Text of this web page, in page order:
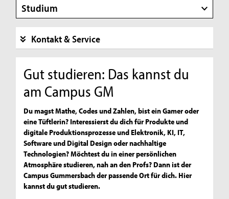
Studium
Kontakt & Service
Gut studieren: Das kannst du
am Campus GM
Du magst Mathe, Codes und Zahlen, bist ein Gamer oder
eine Tüftlerin? Interessierst du dich für Produkte und
digitale Produktionsprozesse und Elektronik, KI, IT,
Software und Digital Design oder nachhaltige
Technologien? Möchtest du in einer persönlichen
Atmosphäre studieren, nah an den Profs? Dann ist der
Campus Gummersbach der passende Ort für dich. Hier
kannst du gut studieren.